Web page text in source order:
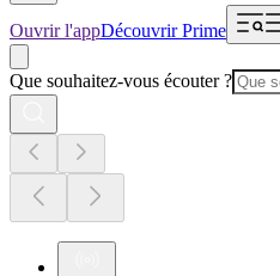
Ouvrir l'appDécouvrir Prime
Que souhaitez-vous écouter ?